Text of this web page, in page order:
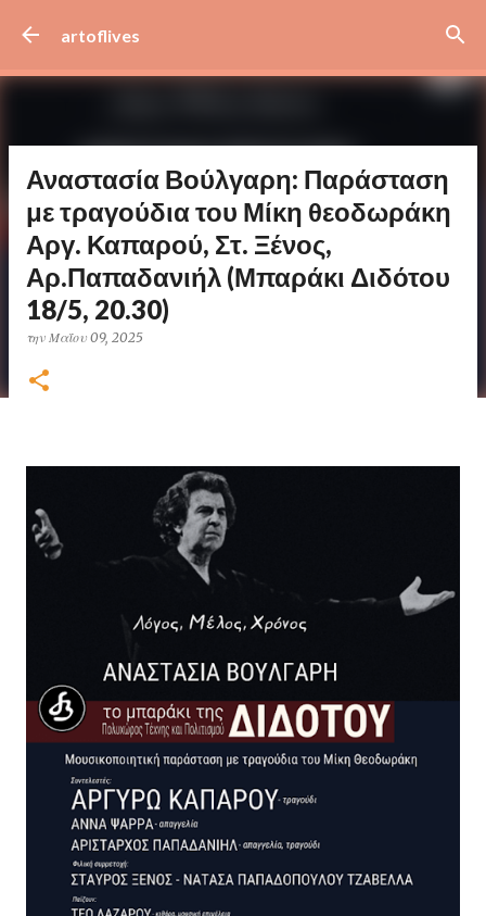
artoflives
Αναστασία Βούλγαρη: Παράσταση
με τραγούδια του Μίκη θεοδωράκη
Αργ. Καπαρού, Στ. Ξένος,
Αρ.Παπαδανιήλ (Μπαράκι Διδότου
18/5, 20.30)
την Μαΐου 09, 2025